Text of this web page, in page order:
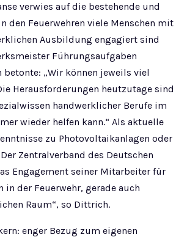
verwies auf die bestehende und
den Feuerwehren viele Menschen mit
Ausbildung engagiert sind
Führungsaufgaben
„Wir können jeweils viel
Herausforderungen heutzutage sind
handwerklicher Berufe im
wieder helfen kann.“ Als aktuelle
zu Photovoltaikanlagen oder
Zentralverband des Deutschen
Engagement seiner Mitarbeiter für
in der Feuerwehr, gerade auch
Raum“, so Dittrich.
enger Bezug zum eigenen